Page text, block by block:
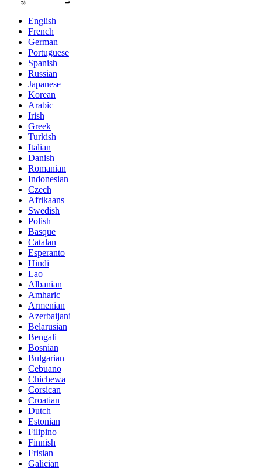
English
French
German
Portuguese
Spanish
Russian
Japanese
Korean
Arabic
Irish
Greek
Turkish
Italian
Danish
Romanian
Indonesian
Czech
Afrikaans
Swedish
Polish
Basque
Catalan
Esperanto
Hindi
Lao
Albanian
Amharic
Armenian
Azerbaijani
Belarusian
Bengali
Bosnian
Bulgarian
Cebuano
Chichewa
Corsican
Croatian
Dutch
Estonian
Filipino
Finnish
Frisian
Galician